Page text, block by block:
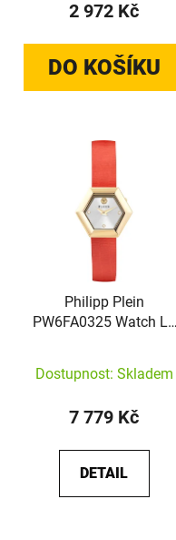
2 972 Kč
DO KOŠÍKU
Philipp Plein
PW6FA0325 Watch La
Dostupnost: Skladem
7 779 Kč
DETAIL